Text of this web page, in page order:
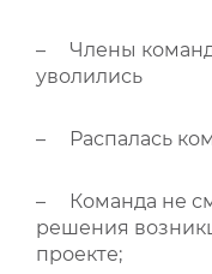
– Члены
уволились
– Распалась
– Команда не
решения
проекте;